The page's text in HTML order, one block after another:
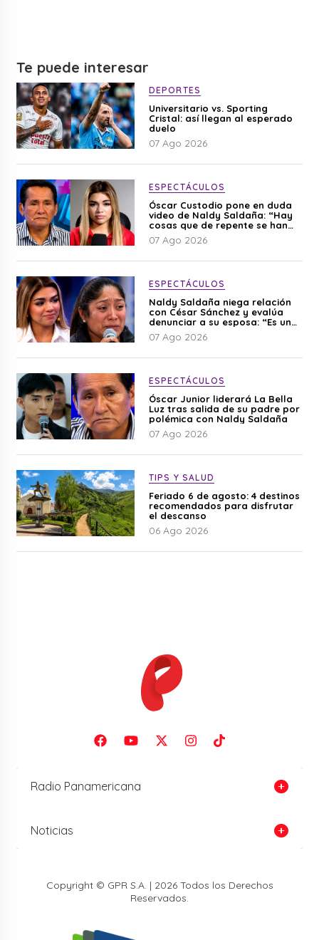
Te puede interesar
DEPORTES
Universitario vs. Sporting
Cristal: así llegan al esperado
duelo
07 Ago 2026
ESPECTÁCULOS
Óscar Custodio pone en duda
video de Naldy Saldaña: “Hay
cosas que de repente se han
editado”
07 Ago 2026
ESPECTÁCULOS
Naldy Saldaña niega relación
con César Sánchez y evalúa
denunciar a su esposa: “Es una
difamación”
07 Ago 2026
ESPECTÁCULOS
Óscar Junior liderará La Bella
Luz tras salida de su padre por
polémica con Naldy Saldaña
07 Ago 2026
TIPS Y SALUD
Feriado 6 de agosto: 4 destinos
recomendados para disfrutar
el descanso
06 Ago 2026
Radio Panamericana
Noticias
Copyright © GPR S.A. | 2026 Todos los Derechos
Reservados.